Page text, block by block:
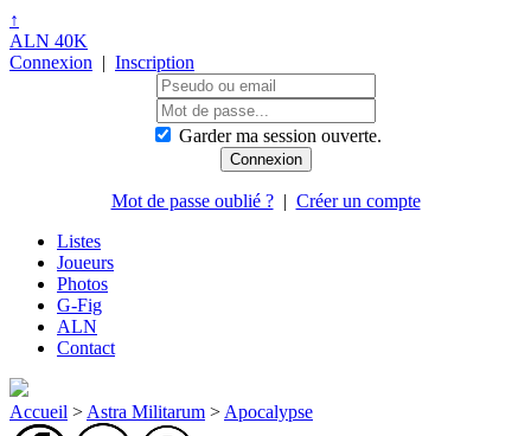
↑
ALN 40K
Connexion | Inscription
Garder ma session ouverte.
Mot de passe oublié ?| Créer un compte
Listes
Joueurs
Photos
G-Fig
ALN
Contact
Accueil > Astra Militarum > Apocalypse